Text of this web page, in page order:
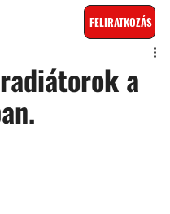
FELIRATKOZÁS
a